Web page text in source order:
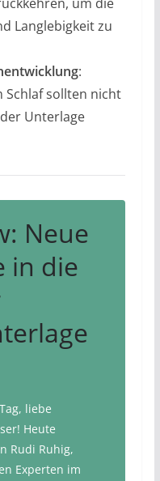
um die
Langlebigkeit zu
:
Schlaf sollten nicht
Unterlage
Neue
in die
liebe
Heute
Rudi Ruhig,
Experten im